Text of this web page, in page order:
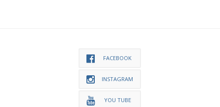
FACEBOOK
INSTAGRAM
YOU TUBE